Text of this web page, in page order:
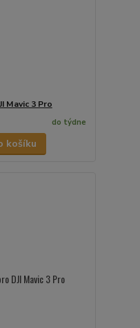
Mavic 3 Pro
do týdne
košíku